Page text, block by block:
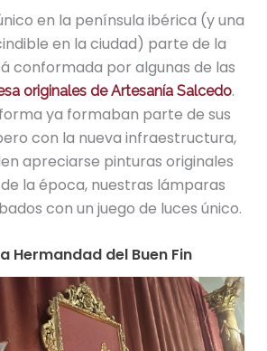
en la península ibérica (y una
en la ciudad) parte de la
conformada por algunas de las
originales de Artesanía Salcedo.
ya formaban parte de sus
con la nueva infraestructura,
apreciarse pinturas originales
la época, nuestras lámparas
con un juego de luces único.
Hermandad del Buen Fin